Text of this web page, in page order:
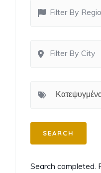
Filter By
Filter By City
Search completed.